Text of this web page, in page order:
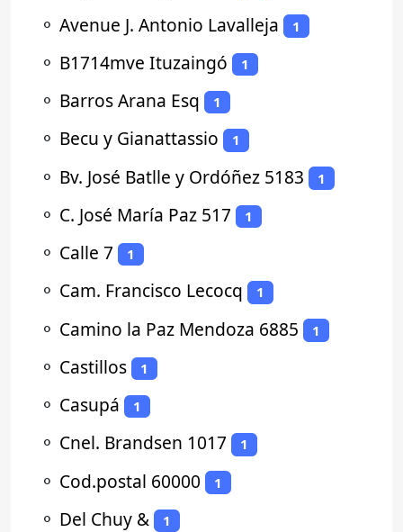
⚬ Avenue J. Antonio Lavalleja 1
⚬ B1714mve Ituzaingó 1
⚬ Barros Arana Esq 1
⚬ Becu y Gianattassio 1
⚬ Bv. José Batlle y Ordóñez 5183 1
⚬ C. José María Paz 517 1
⚬ Calle 7 1
⚬ Cam. Francisco Lecocq 1
⚬ Camino la Paz Mendoza 6885 1
⚬ Castillos 1
⚬ Casupá 1
⚬ Cnel. Brandsen 1017 1
⚬ Cod.postal 60000 1
⚬ Del Chuy & 1